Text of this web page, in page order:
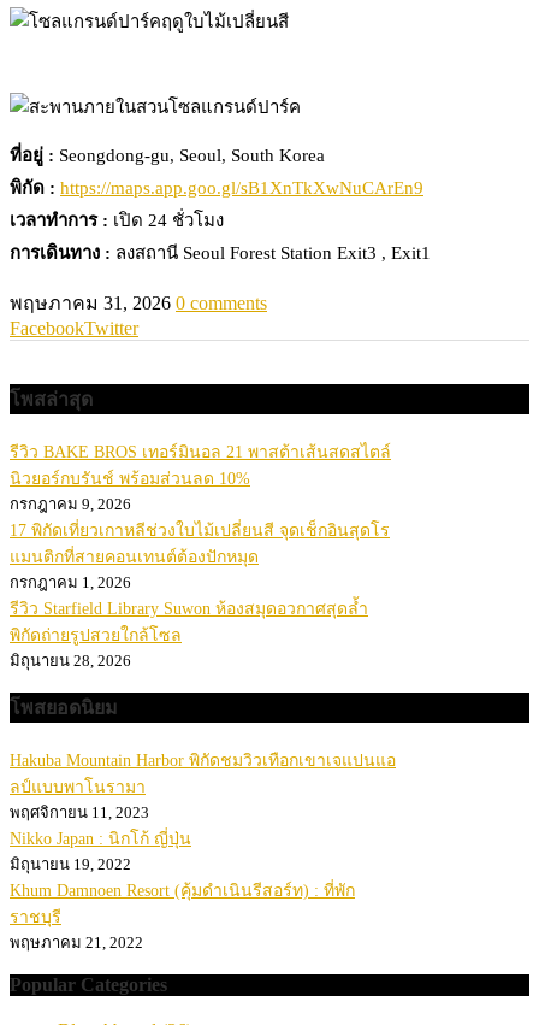
ที่อยู่ : Seongdong-gu, Seoul, South Korea
พิกัด : https://maps.app.goo.gl/sB1XnTkXwNuCArEn9
เวลาทำการ : เปิด 24 ชั่วโมง
การเดินทาง : ลงสถานี Seoul Forest Station Exit3 , Exit1
พฤษภาคม 31, 2026 0 comments
FacebookTwitter
โพสล่าสุด
รีวิว BAKE BROS เทอร์มินอล 21 พาสต้าเส้นสดสไตล์
นิวยอร์กบรันช์ พร้อมส่วนลด 10%
กรกฎาคม 9, 2026
17 พิกัดเที่ยวเกาหลีช่วงใบไม้เปลี่ยนสี จุดเช็กอินสุดโร
แมนติกที่สายคอนเทนต์ต้องปักหมุด
กรกฎาคม 1, 2026
รีวิว Starfield Library Suwon ห้องสมุดอวกาศสุดล้ำ
พิกัดถ่ายรูปสวยใกล้โซล
มิถุนายน 28, 2026
โพสยอดนิยม
Hakuba Mountain Harbor พิกัดชมวิวเทือกเขาเจแปนแอ
ลป์แบบพาโนรามา
พฤศจิกายน 11, 2023
Nikko Japan : นิกโก้ ญี่ปุ่น
มิถุนายน 19, 2022
Khum Damnoen Resort (คุ้มดำเนินรีสอร์ท) : ที่พัก
ราชบุรี
พฤษภาคม 21, 2022
Popular Categories